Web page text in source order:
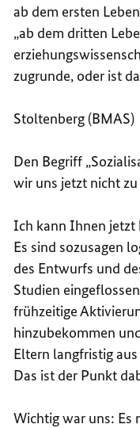
ab dem ersten
„ab dem dritten
zugrunde, oder ist
Stoltenberg (BMAS)
Den Begriff
wir uns jetzt nicht
Ich kann Ihnen jetzt
Es sind sozusagen
des Entwurfs und
Studien
frühzeitige
hinzubekommen
Eltern langfristig
Das ist der Punkt
Wichtig war uns: Es